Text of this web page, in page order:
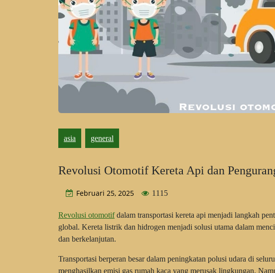
asia general
Revolusi Otomotif Kereta Api dan
Februari 25, 2025 1115
Revolusi otomotifdalam transportasi kereta api menjadi langkah
global. Kereta listrik dan hidrogen menjadi solusi utama dalam
dan berkelanjutan.
Transportasi berperan besar dalam peningkatan polusi udara di
menghasilkan emisi gas rumah kaca yang merusak lingkungan.